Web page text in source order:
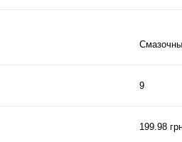
9
199.98